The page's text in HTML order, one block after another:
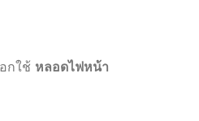
กใช้ หลอดไฟหน้า